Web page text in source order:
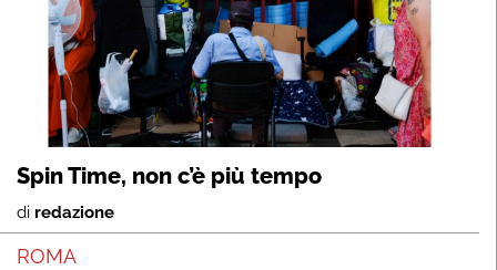
Spin Time, non c’è più tempo
di redazione
ROMA